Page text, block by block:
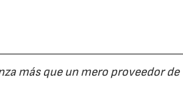
más que un mero proveedor de